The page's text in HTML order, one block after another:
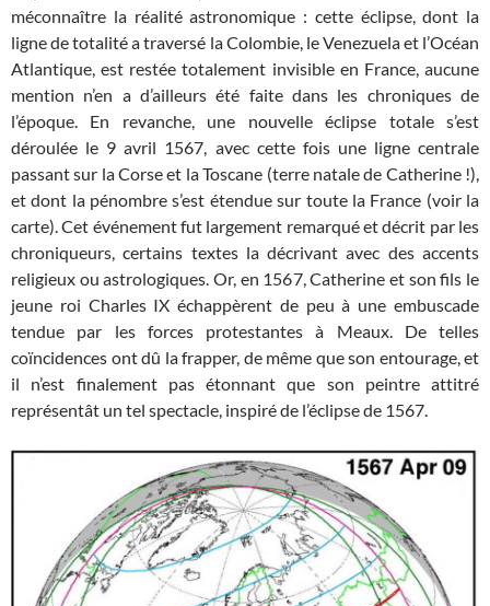
méconnaître la réalité astronomique : cette éclipse, dont la
ligne de totalité a traversé la Colombie, le Venezuela et l’Océan
Atlantique, est restée totalement invisible en France, aucune
mention n’en a d’ailleurs été faite dans les chroniques de
l’époque. En revanche, une nouvelle éclipse totale s’est
déroulée le 9 avril 1567, avec cette fois une ligne centrale
passant sur la Corse et la Toscane (terre natale de Catherine !),
et dont la pénombre s’est étendue sur toute la France (voir la
carte). Cet événement fut largement remarqué et décrit par les
chroniqueurs, certains textes la décrivant avec des accents
religieux ou astrologiques. Or, en 1567, Catherine et son fils le
jeune roi Charles IX échappèrent de peu à une embuscade
tendue par les forces protestantes à Meaux. De telles
coïncidences ont dû la frapper, de même que son entourage, et
il n’est finalement pas étonnant que son peintre attitré
représentât un tel spectacle, inspiré de l’éclipse de 1567.